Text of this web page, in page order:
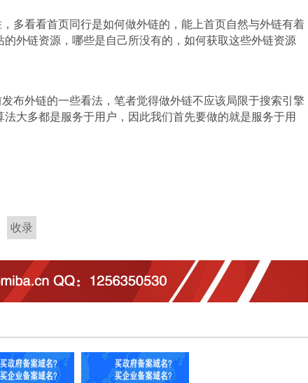
看看首页同行是如何做外链的，能上首页自然与外链有着
外链资源，哪些是自己所没有的，如何获取这些外链资源
外链的一些看法，笔者觉得做外链不应该局限于搜索引擎
大多都是服务于用户，因此我们首先要做的就是服务于用
收录